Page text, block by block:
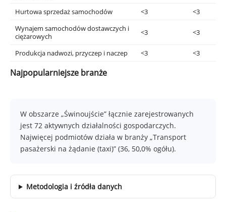
Najpopularniejsze branże
Hurtowa sprzedaż samochodów <3
<3
Wynajem samochodów dostawczych i
ciężarowych
<3 <3
Produkcja nadwozi, przyczep i naczep <3 <3
W obszarze „Świnoujście” łącznie zarejestrowanych
jest 72 aktywnych działalności gospodarczych.
Najwięcej podmiotów działa w branży „Transport
pasażerski na żądanie (taxi)” (36, 50,0% ogółu).
Metodologia i źródła danych